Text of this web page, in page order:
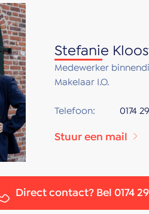
Stefanie
Medewerker
Makelaar I.O.
Telefoon: 0174
Stuur een mail
Direct contact? Bel 0174